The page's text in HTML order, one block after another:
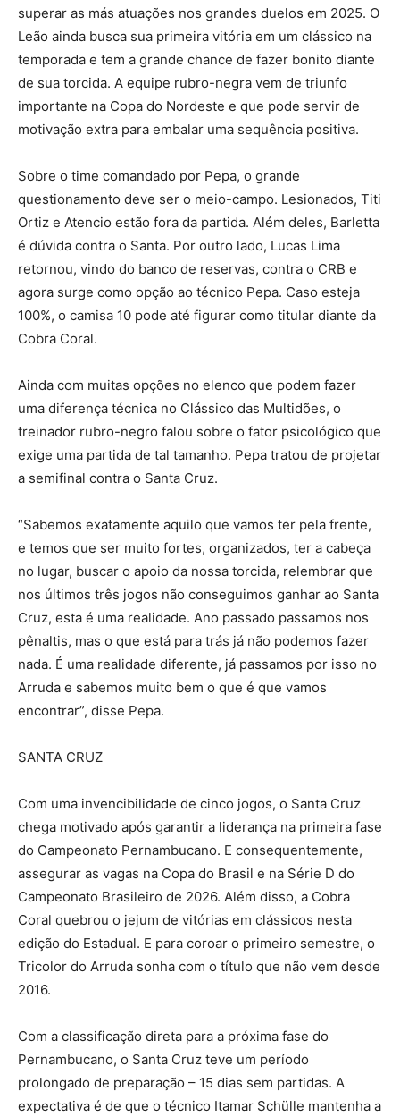
superar as más atuações nos grandes duelos em 2025. O
Leão ainda busca sua primeira vitória em um clássico na
temporada e tem a grande chance de fazer bonito diante
de sua torcida. A equipe rubro-negra vem de triunfo
importante na Copa do Nordeste e que pode servir de
motivação extra para embalar uma sequência positiva.
Sobre o time comandado por Pepa, o grande
questionamento deve ser o meio-campo. Lesionados, Titi
Ortiz e Atencio estão fora da partida. Além deles, Barletta
é dúvida contra o Santa. Por outro lado, Lucas Lima
retornou, vindo do banco de reservas, contra o CRB e
agora surge como opção ao técnico Pepa. Caso esteja
100%, o camisa 10 pode até figurar como titular diante da
Cobra Coral.
Ainda com muitas opções no elenco que podem fazer
uma diferença técnica no Clássico das Multidões, o
treinador rubro-negro falou sobre o fator psicológico que
exige uma partida de tal tamanho. Pepa tratou de projetar
a semifinal contra o Santa Cruz.
“Sabemos exatamente aquilo que vamos ter pela frente,
e temos que ser muito fortes, organizados, ter a cabeça
no lugar, buscar o apoio da nossa torcida, relembrar que
nos últimos três jogos não conseguimos ganhar ao Santa
Cruz, esta é uma realidade. Ano passado passamos nos
pênaltis, mas o que está para trás já não podemos fazer
nada. É uma realidade diferente, já passamos por isso no
Arruda e sabemos muito bem o que é que vamos
encontrar”, disse Pepa.
SANTA CRUZ
Com uma invencibilidade de cinco jogos, o Santa Cruz
chega motivado após garantir a liderança na primeira fase
do Campeonato Pernambucano. E consequentemente,
assegurar as vagas na Copa do Brasil e na Série D do
Campeonato Brasileiro de 2026. Além disso, a Cobra
Coral quebrou o jejum de vitórias em clássicos nesta
edição do Estadual. E para coroar o primeiro semestre, o
Tricolor do Arruda sonha com o título que não vem desde
2016.
Com a classificação direta para a próxima fase do
Pernambucano, o Santa Cruz teve um período
prolongado de preparação – 15 dias sem partidas. A
expectativa é de que o técnico Itamar Schülle mantenha a